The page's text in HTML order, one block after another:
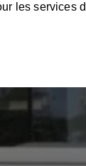
les services